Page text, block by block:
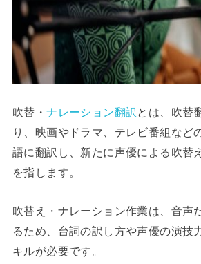
吹替・ナレーション翻訳 とは、吹替
り、映画やドラマ、テレビ番組など
語に翻訳し、新たに声優による吹替
を指します。
吹替え・ナレーション作業は、音声
るため、台詞の訳し方や声優の演技
キルが必要です。